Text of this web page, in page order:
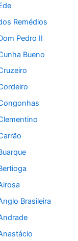
Remédios
Pedro II
Bueno
Brasileira